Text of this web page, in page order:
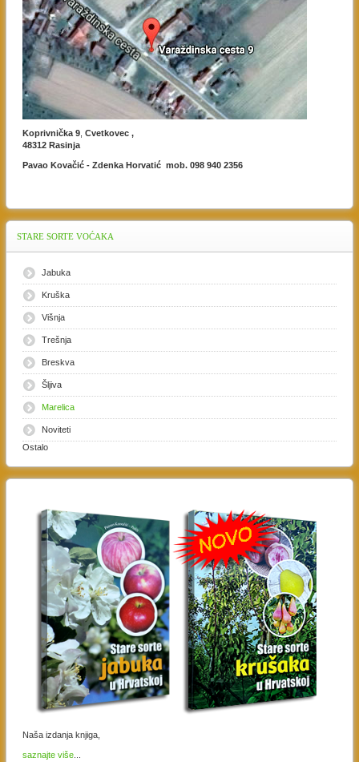
Koprivnička 9, Cvetkovec ,
48312 Rasinja
Pavao Kovačić - Zdenka Horvatić mob. 098 940 2356
STARE SORTE VOĆAKA
Jabuka
Kruška
Višnja
Trešnja
Breskva
Šljiva
Marelica
Noviteti
Ostalo
Naša izdanja knjiga,
saznajte više